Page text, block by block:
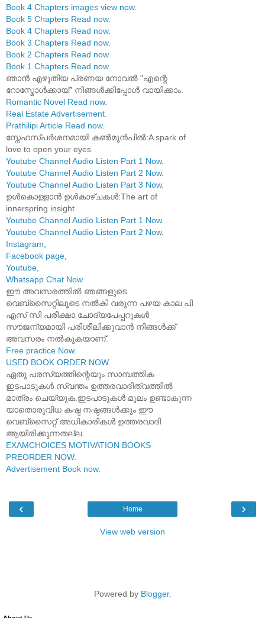
Book 4 Chapters images view now.
Book 5 Chapters Read now.
Book 4 Chapters Read now.
Book 3 Chapters Read now.
Book 2 Chapters Read now.
Book 1 Chapters Read now.
ഞാൻ എഴുതിയ പ്രണയ നോവൽ "എന്റെ
റോസ്മോൾക്കായ്" നിങ്ങൾക്കിപ്പോൾ വായിക്കാം.
Romantic Novel Read now.
Real Estate Advertisement.
Prathilipi Article Read now.
സ്നേഹസ്പർശനമായി കൺമുൻപിൽ:A spark of
love to open your eyes
Youtube Channel Audio Listen Part 1 Now.
Youtube Channel Audio Listen Part 2 Now.
Youtube Channel Audio Listen Part 3 Now.
ഉൾകൊള്ളാൻ ഉൾകാഴ്ചകൾ:The art of
innerspring insight
Youtube Channel Audio Listen Part 1 Now.
Youtube Channel Audio Listen Part 2 Now.
Instagram,
Facebook page,
Youtube,
Whatsapp Chat Now
ഈ അവസരത്തിൽ ഞങ്ങളുടെ
വെബ്സൈറ്റിലൂടെ നൽകി വരുന്ന പഴയ കാല പി
എസ് സി പരീക്ഷാ ചോദ്യപേപ്പറുകൾ
സൗജന്യമായി പരിശീലിക്കുവാൻ നിങ്ങൾക്ക്
അവസരം നൽകുകയാണ്.
Free practice Now.
USED BOOK ORDER NOW.
ഏതു പരസ്യത്തിന്റെയും സാമ്പത്തിക
ഇടപാടുകൾ സ്വന്തം ഉത്തരവാദിത്വത്തിൽ
മാത്രം ചെയ്യുക.ഇടപാടുകൾ മൂലം ഉണ്ടാകുന്ന
യാതൊരുവിധ കഷ്ട നഷ്ടങ്ങൾക്കും ഈ
വെബ്സൈറ്റ് അധികാരികൾ ഉത്തരവാദി
ആയിരിക്കുന്നതല്ല.
EXAMCHOICES MOTIVATION BOOKS
PREORDER NOW.
Advertisement Book now.
‹ ›
Home
View web version
Powered by Blogger.